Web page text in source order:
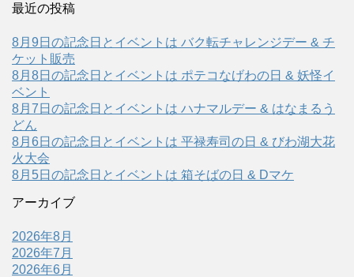
最近の投稿
8月9日の記念日とイベントは バク転チャレンジデー & チ
ケット販売
8月8日の記念日とイベントは ポテコなげわの日 & 妖怪イ
ベント
8月7日の記念日とイベントは ハナマルデー & はなまるう
どん
8月6日の記念日とイベントは 平禄寿司の日 & びわ湖大花
火大会
8月5日の記念日とイベントは 箱そばの日 & Dマケ
アーカイブ
2026年8月
2026年7月
2026年6月